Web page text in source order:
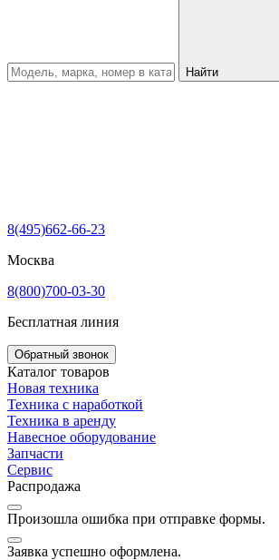
Найти
8(495)662-66-23
Москва
8(800)700-03-30
Бесплатная линия
Обратный звонок
Каталог товаров
Новая техника
Техника с наработкой
Техника в аренду
Навесное оборудование
Запчасти
Сервис
Распродажа
Произошла ошибка при отправке формы.
Заявка успешно оформлена.